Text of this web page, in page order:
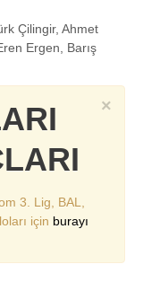
Çilingir, Ahmet
Ergen, Barış
×
3. Lig, BAL,
için burayı